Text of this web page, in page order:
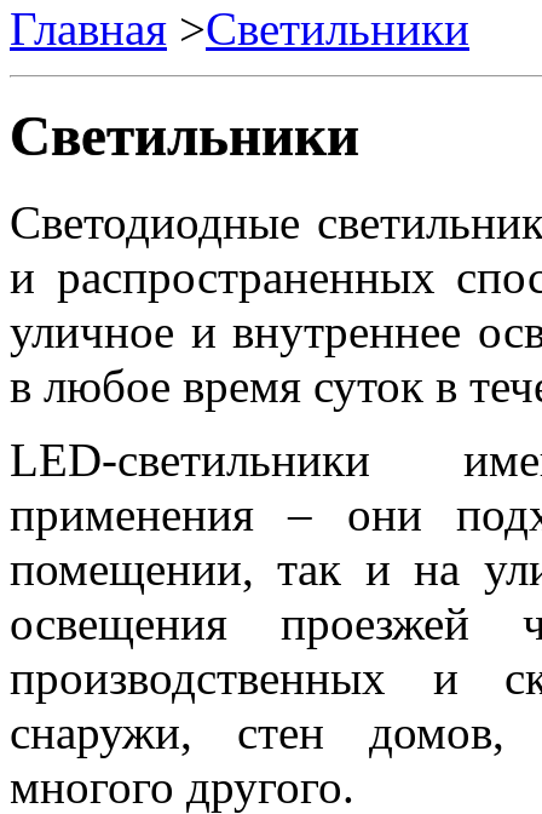
Главная >Светильники
Светильники
Светодиодные
и распространенных
уличное и внутреннее
в любое время суток в
LED-светильники
применения – они
помещении, так и на
освещения проезжей
производственных и
снаружи, стен домов,
многого другого.